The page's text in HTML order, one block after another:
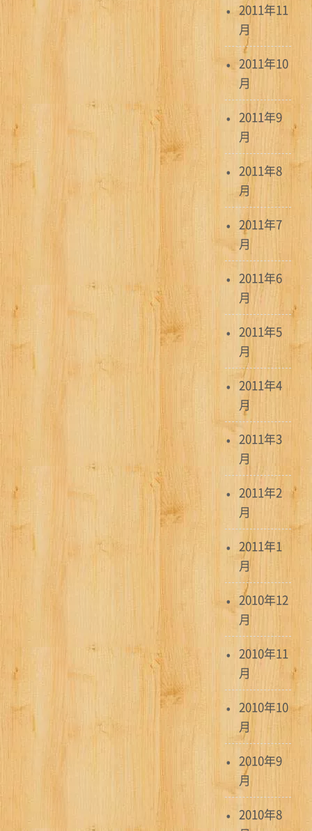
2011年11
月
2011年10
月
2011年9
月
2011年8
月
2011年7
月
2011年6
月
2011年5
月
2011年4
月
2011年3
月
2011年2
月
2011年1
月
2010年12
月
2010年11
月
2010年10
月
2010年9
月
2010年8